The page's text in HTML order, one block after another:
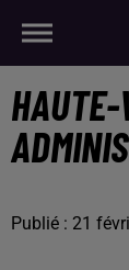
Publié : 21